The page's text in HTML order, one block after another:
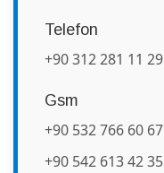
Telefon
+90 312 281 11 29
Gsm
+90 532 766 60 67
+90 542 613 42 35